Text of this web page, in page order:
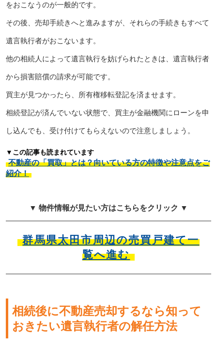
をおこなうのが一般的です。
その後、売却手続きへと進みますが、それらの手続きもすべて
遺言執行者がおこないます。
他の相続人によって遺言執行を妨げられたときは、遺言執行者
から損害賠償の請求が可能です。
買主が見つかったら、所有権移転登記を済ませます。
相続登記が済んでいない状態で、買主が金融機関にローンを申
し込んでも、受け付けてもらえないので注意しましょう。
▼この記事も読まれています
不動産の「買取」とは？向いている方の特徴や注意点をご
紹介！
▼ 物件情報が見たい方はこちらをクリック ▼
群馬県太田市周辺の売買戸建て一
覧へ進む
相続後に不動産売却するなら知って
おきたい遺言執行者の解任方法